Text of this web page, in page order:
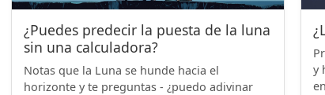
¿Puedes predecir la puesta de la luna
sin una calculadora?
Notas que la Luna se hunde hacia el
horizonte y te preguntas - ¿puedo adivinar
y